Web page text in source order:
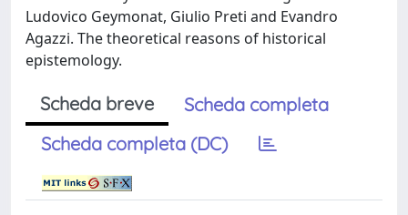
Ludovico Geymonat, Giulio Preti and Evandro
Agazzi. The theoretical reasons of historical
epistemology.
Scheda breve
Scheda completa
Scheda completa (DC)